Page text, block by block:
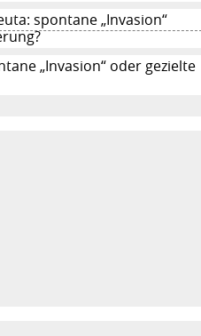
spontane „Invasion“
„Invasion“ oder gezielte